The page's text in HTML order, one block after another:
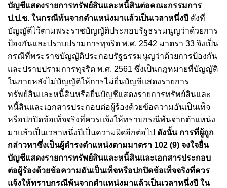
บัญชีแสดงรายการทรัพย์สินและหนี้สินต่อคณะกรรมการ
ป.ป.ช. ในกรณีพ้นจากตำแหน่งมาแล้วเป็นเวลาหนึ่งปี ดังที่
บัญญัติไว้ตามพระราชบัญญัติประกอบรัฐธรรมนูญว่าด้วยการ
ป้องกันและปราบปรามการทุจริต พ.ศ. 2542 มาตรา 33 จึงเป็น
กรณีที่พระราชบัญญัติประกอบรัฐธรรมนูญว่าด้วยการป้องกัน
และปราบปรามการทุจริต พ.ศ. 2561 ซึ่งเป็นกฎหมายที่บัญญัติ
ในภายหลังไม่บัญญัติให้การไม่ยื่นบัญชีแสดงรายการ
ทรัพย์สินและหนี้สินหรือยื่นบัญชีแสดงรายการทรัพย์สินและ
หนี้สินและเอกสารประกอบต่อผู้ร้องด้วยข้อความอันเป็นเท็จ
หรือปกปิดข้อเท็จจริงที่ควรแจ้งให้ทราบกรณีพ้นจากตำแหน่ง
มาแล้วเป็นเวลาหนึ่งปีเป็นความผิดอีกต่อไป ดังนั้น การที่ผู้ถูก
กล่าวหาซึ่งเป็นผู้ดำรงตำแหน่งตามมาตรา 102 (9) จงใจยื่น
บัญชีแสดงรายการทรัพย์สินและหนี้สินและเอกสารประกอบ
ต่อผู้ร้องด้วยข้อความอันเป็นเท็จหรือปกปิดข้อเท็จจริงที่ควร
แจ้งให้ทราบกรณีพ้นจากตำแหน่งมาแล้วเป็นเวลาหนึ่งปี ใน